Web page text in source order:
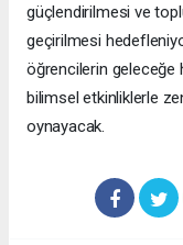
güçlendirilmesi ve
geçirilmesi
öğrencilerin geleceğe
bilimsel etkinliklerle
oynayacak.